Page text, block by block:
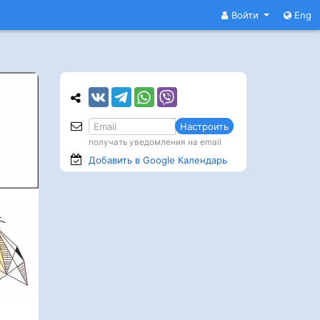
Войти Eng
Настроить
получать уведомления на email
Добавить в Google Календарь